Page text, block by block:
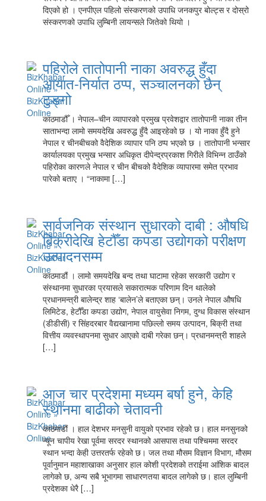
दिएको हो । एनपीएल पहिलो संस्करणको उपाधि जनकपुर बोल्ट्स र दोस्रो
संस्करणको उपाधि लुम्बिनी लायन्सले जितेको थियो ।
पहिरोले तातोपानी नाका अवरुद्ध हुँदा
आयात-निर्यात ठप्प, सञ्चालनको छैन्
टुङ्गो
काठमाडौँ । नेपाल–चीन व्यापारको प्रमुख प्रवेशद्वार तातोपानी नाका तीन
साताभन्दा लामो समयदेखि अवरुद्ध हुँदै आइरहेको छ । यो नाका हुँदै हुने
नेपाल र चीनबीचको वैदेशिक व्यापार पनि ठप्प भएको छ । तातोपानी भन्सार
कार्यालयका प्रमुख भन्सार अधिकृत दीपेन्द्रप्रकाश गिरीले विभिन्न ठाउँको
पहिरोका कारणले नेपाल र चीन बीचको वैदेशिक व्यापारमा समेत प्रभाव
पारेको बताए । “नाकामा […]
सार्वजनिक संस्थान सुधारको दाबी : औषधि
बिक्रीदेखि हेटौँडा कपडा उद्योगको परीक्षण
उत्पादनसम्म
काठमाडौं । लामो समयदेखि बन्द तथा घाटामा रहेका सरकारी उद्योग र
संस्थानमा सुधारका प्रयासले सकारात्मक परिणाम दिन थालेको
प्रधानमन्त्री बालेन्द्र शाह ‘बालेन’ले बताएका छन्। उनले नेपाल औषधि
लिमिटेड, हेटौँडा कपडा उद्योग, नेपाल वायुसेवा निगम, दुग्ध विकास संस्थान
(डीडीसी) र सिंहदरबार वैद्यखानामा पछिल्लो समय उत्पादन, बिक्री तथा
वित्तीय व्यवस्थापनमा सुधार आएको दाबी गरेका छन्। प्रधानमन्त्री शाहले
[…]
आज चार प्रदेशमा मध्यम बर्षा हुने, केहि
स्थानमा बाढीको चेतावनी
काठमाडौं । हाल देशभर मनसुनी वायुको प्रभाव रहेको छ। हाल मनसुनको
न्यून चापीय रेखा पूर्वमा सरदर स्थानको आसपास तथा पश्चिममा सरदर
स्थान भन्दा केही उत्तरतर्फ रहेको छ। जल तथा मौसम विज्ञान विभाग, मौसम
पूर्वानुमान महाशाखाका अनुसार हाल कोशी प्रदेशको तराईमा आंशिक बादल
लागेको छ, अन्य सबै भूभागमा साधारणतया बादल लागेको छ। हाल लुम्बिनी
प्रदेशका धेरै […]